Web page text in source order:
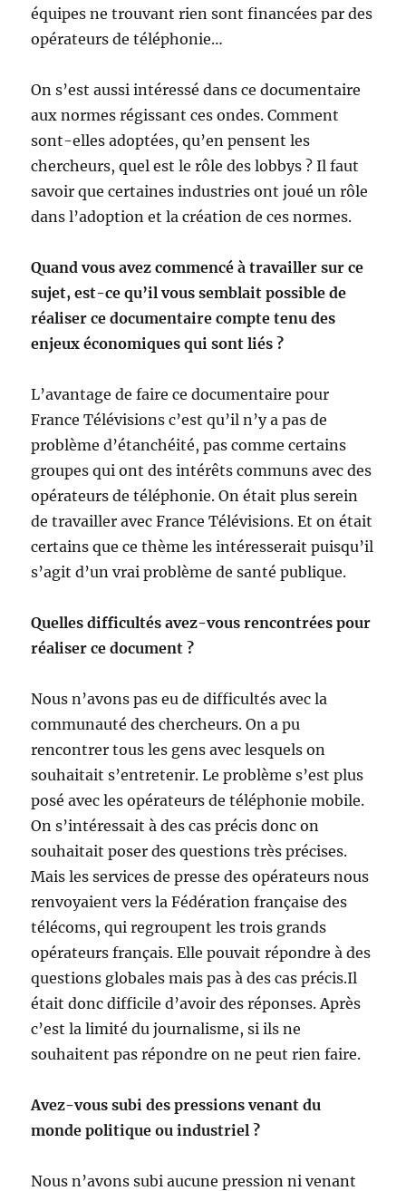
équipes ne trouvant rien sont financées par des
opérateurs de téléphonie…
On s’est aussi intéressé dans ce documentaire
aux normes régissant ces ondes. Comment
sont-elles adoptées, qu’en pensent les
chercheurs, quel est le rôle des lobbys ? Il faut
savoir que certaines industries ont joué un rôle
dans l’adoption et la création de ces normes.
Quand vous avez commencé à travailler sur ce
sujet, est-ce qu’il vous semblait possible de
réaliser ce documentaire compte tenu des
enjeux économiques qui sont liés ?
L’avantage de faire ce documentaire pour
France Télévisions c’est qu’il n’y a pas de
problème d’étanchéité, pas comme certains
groupes qui ont des intérêts communs avec des
opérateurs de téléphonie. On était plus serein
de travailler avec France Télévisions. Et on était
certains que ce thème les intéresserait puisqu’il
s’agit d’un vrai problème de santé publique.
Quelles difficultés avez-vous rencontrées pour
réaliser ce document ?
Nous n’avons pas eu de difficultés avec la
communauté des chercheurs. On a pu
rencontrer tous les gens avec lesquels on
souhaitait s’entretenir. Le problème s’est plus
posé avec les opérateurs de téléphonie mobile.
On s’intéressait à des cas précis donc on
souhaitait poser des questions très précises.
Mais les services de presse des opérateurs nous
renvoyaient vers la Fédération française des
télécoms, qui regroupent les trois grands
opérateurs français. Elle pouvait répondre à des
questions globales mais pas à des cas précis.Il
était donc difficile d’avoir des réponses. Après
c’est la limité du journalisme, si ils ne
souhaitent pas répondre on ne peut rien faire.
Avez-vous subi des pressions venant du
monde politique ou industriel ?
Nous n’avons subi aucune pression ni venant